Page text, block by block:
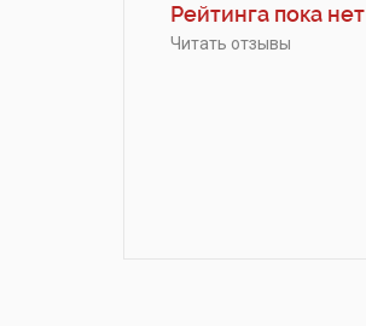
Рейтинга пока нет
Читать отзывы